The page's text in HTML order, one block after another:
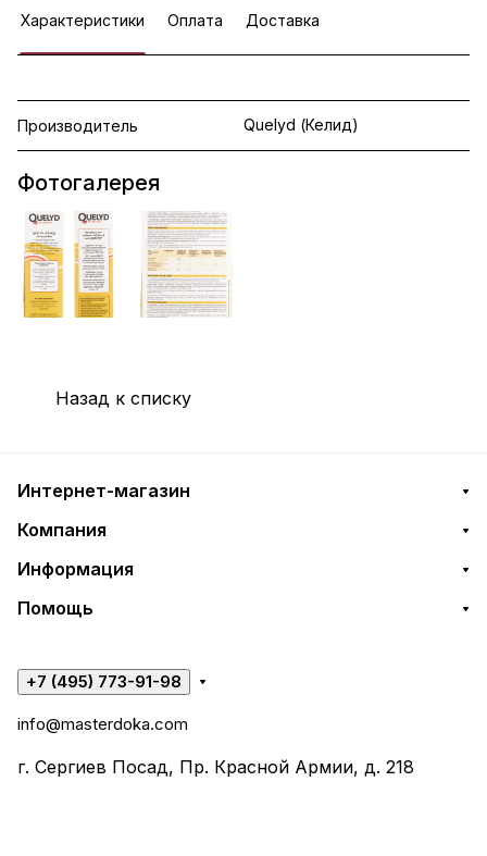
Характеристики Оплата Доставка
Производитель Quelyd (Келид)
Фотогалерея
Назад к списку
Интернет-магазин
Компания
Информация
Помощь
+7 (495) 773-91-98
info@masterdoka.com
г. Сергиев Посад, Пр. Красной Армии, д. 218